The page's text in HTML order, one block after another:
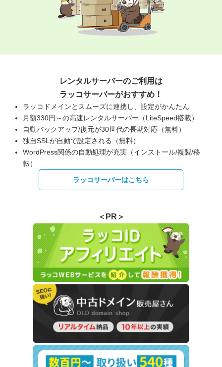
レンタルサーバーのご利用は
ラッコサーバーがおすすめ！
ラッコドメインとスムーズに連携し、設定がかんたん
月額330円～の高速レンタルサーバー（LiteSpeed搭載）
自動バックアップ/復元が30世代の長期対応（無料）
独自SSLが自動で設定される（無料）
WordPress関係の自動処理が充実（インストール/複製/移
転）
ラッコサーバーはこちら
＜PR＞